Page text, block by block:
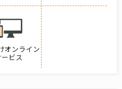
オンライン
ビス